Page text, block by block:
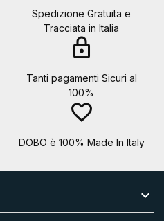
Spedizione Gratuita e
Tracciata in Italia
lock
Tanti pagamenti Sicuri al
100%
favorite_border
DOBO è 100% Made In Italy
